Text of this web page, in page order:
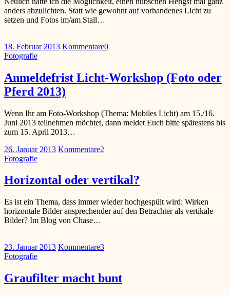
anders abzulichten. Statt wie gewohnt auf vorhandenes Licht zu
setzen und Fotos im/am Stall…
18. Februar 2013 Kommentare0
Fotografie
Anmeldefrist Licht-Workshop (Foto oder
Pferd 2013)
Wenn Ihr am Foto-Workshop (Thema: Mobiles Licht) am 15./16.
Juni 2013 teilnehmen möchtet, dann meldet Euch bitte spätestens bis
zum 15. April 2013…
26. Januar 2013 Kommentare2
Fotografie
Horizontal oder vertikal?
Es ist ein Thema, dass immer wieder hochgespült wird: Wirken
horizontale Bilder ansprechender auf den Betrachter als vertikale
Bilder? Im Blog von Chase…
23. Januar 2013 Kommentare3
Fotografie
Graufilter macht bunt